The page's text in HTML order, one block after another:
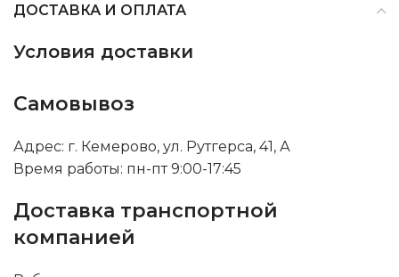
ДОСТАВКА И ОПЛАТА
Условия доставки
Самовывоз
Адрес: г. Кемерово, ул. Рутгерса, 41, А
Время работы: пн-пт 9:00-17:45
Доставка транспортной
компанией